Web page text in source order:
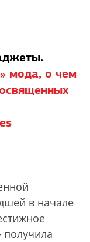
мода, о чем
в начале